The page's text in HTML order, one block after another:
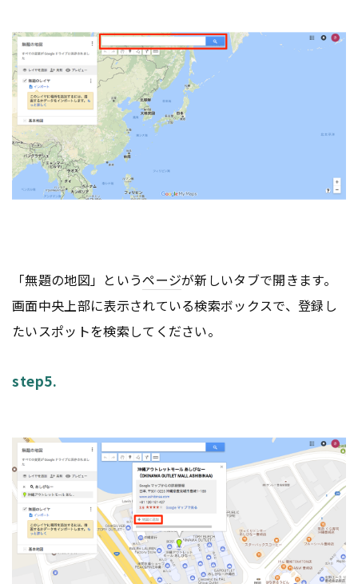
「無題の地図」というページが新しいタブで開きます。
画面中央上部に表示されている検索ボックスで、登録し
たいスポットを検索してください。
step5.